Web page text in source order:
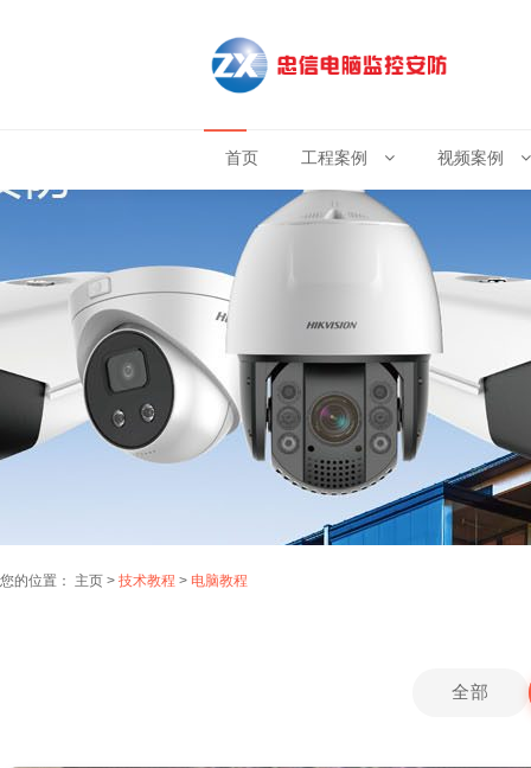
首页 工程案例 视频案例
您的位置： 主页 > 技术教程 > 电脑教程
全部